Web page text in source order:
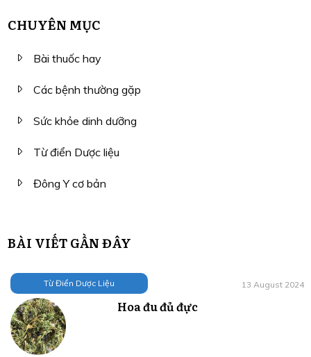
CHUYÊN MỤC
Bài thuốc hay
Các bệnh thường gặp
Sức khỏe dinh dưỡng
Từ điển Dược liệu
Đông Y cơ bản
BÀI VIẾT GẦN ĐÂY
Từ Điển Dược Liệu 13 August 2024
Hoa đu đủ đực